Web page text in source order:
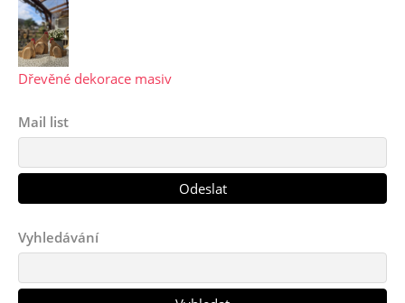
Dřevěné dekorace masiv
Mail list
Vyhledávání